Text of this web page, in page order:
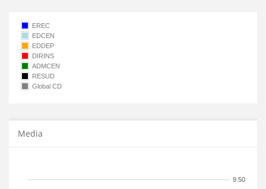
EREC
EDCEN
EDDEP
DIRINS
ADMCEN
RESUD
Global CD
Media
9.50